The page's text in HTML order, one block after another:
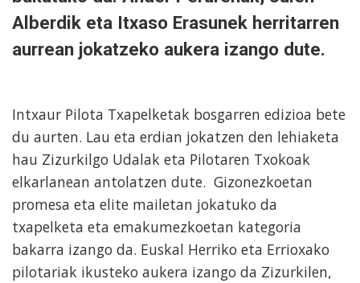
Alberdik eta Itxaso Erasunek herritarren
aurrean jokatzeko aukera izango dute.
Intxaur Pilota Txapelketak bosgarren edizioa bete
du aurten. Lau eta erdian jokatzen den lehiaketa
hau Zizurkilgo Udalak eta Pilotaren Txokoak
elkarlanean antolatzen dute. Gizonezkoetan
promesa eta elite mailetan jokatuko da
txapelketa eta emakumezkoetan kategoria
bakarra izango da. Euskal Herriko eta Errioxako
pilotariak ikusteko aukera izango da Zizurkilen,